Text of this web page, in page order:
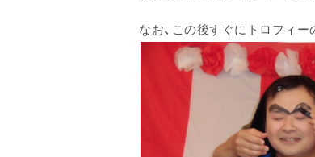
なお、この後すぐに トロフィ